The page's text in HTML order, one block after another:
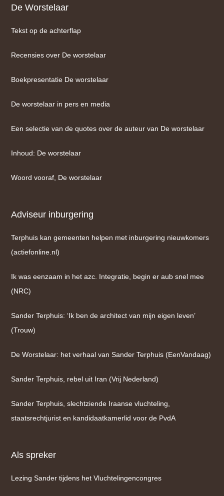
De Worstelaar
Tekst op de achterflap
Recensies over De worstelaar
Boekpresentatie De worstelaar
De worstelaar in pers en media
Een selectie van de quotes over de auteur van De worstelaar
Inhoud: De worstelaar
Woord vooraf, De worstelaar
Adviseur inburgering
Terphuis kan gemeenten helpen met inburgering nieuwkomers
(actiefonline.nl)
Ik was eenzaam in het azc. Integratie, begin er aub snel mee
(NRC)
Sander Terphuis: ‘Ik ben de architect van mijn eigen leven’
(Trouw)
De Worstelaar: het verhaal van Sander Terphuis (EenVandaag)
Sander Terphuis, rebel uit Iran (Vrij Nederland)
Sander Terphuis, slechtziende Iraanse vluchteling,
staatsrechtjurist en kandidaatkamerlid voor de PvdA
Als spreker
Lezing Sander tijdens het Vluchtelingencongres